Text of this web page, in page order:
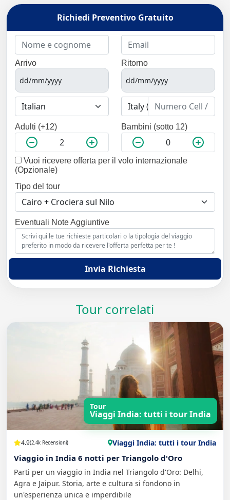
Richiedi Preventivo Gratuito
Arrivo Ritorno
Adulti (+12) Bambini (sotto 12)
Vuoi ricevere offerta per il volo internazionale
(Opzionale)
Tipo del tour
Eventuali Note Aggiuntive
Invia Richiesta
Tour correlati
Tour
Viaggi India: tutti i tour India
4.9(2.4k Recensioni) Viaggi India: tutti i tour India
Viaggio in India 6 notti per Triangolo d'Oro
Parti per un viaggio in India nel Triangolo d'Oro: Delhi,
Agra e Jaipur. Storia, arte e cultura si fondono in
un'esperienza unica e imperdibile